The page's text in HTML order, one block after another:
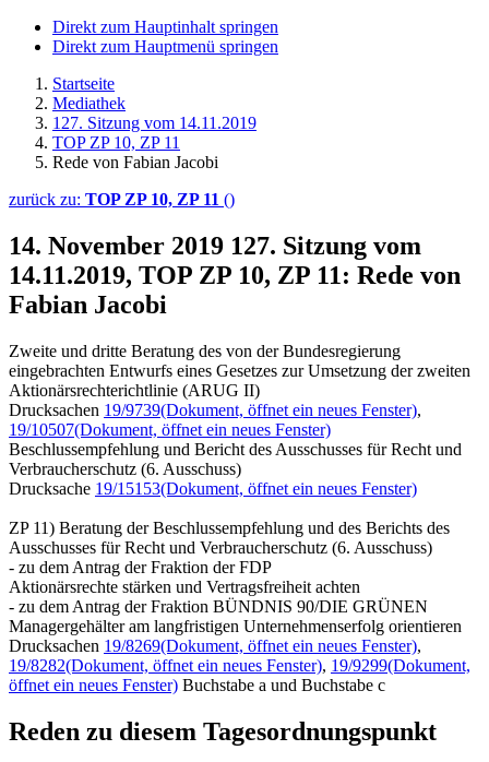
Direkt zum Hauptinhalt springen
Direkt zum Hauptmenü springen
Startseite
Mediathek
127. Sitzung vom 14.11.2019
TOP ZP 10, ZP 11
Rede von Fabian Jacobi
zurück zu: TOP ZP 10, ZP 11 ()
14. November 2019 127. Sitzung vom
14.11.2019, TOP ZP 10, ZP 11: Rede von
Fabian Jacobi
Zweite und dritte Beratung des von der Bundesregierung
eingebrachten Entwurfs eines Gesetzes zur Umsetzung der zweiten
Aktionärsrechterichtlinie (ARUG II)
Drucksachen 19/9739(Dokument, öffnet ein neues Fenster),
19/10507(Dokument, öffnet ein neues Fenster)
Beschlussempfehlung und Bericht des Ausschusses für Recht und
Verbraucherschutz (6. Ausschuss)
Drucksache 19/15153(Dokument, öffnet ein neues Fenster)
ZP 11) Beratung der Beschlussempfehlung und des Berichts des
Ausschusses für Recht und Verbraucherschutz (6. Ausschuss)
- zu dem Antrag der Fraktion der FDP
Aktionärsrechte stärken und Vertragsfreiheit achten
- zu dem Antrag der Fraktion BÜNDNIS 90/DIE GRÜNEN
Managergehälter am langfristigen Unternehmenserfolg orientieren
Drucksachen 19/8269(Dokument, öffnet ein neues Fenster),
19/8282(Dokument, öffnet ein neues Fenster), 19/9299(Dokument,
öffnet ein neues Fenster) Buchstabe a und Buchstabe c
Reden zu diesem Tagesordnungspunkt